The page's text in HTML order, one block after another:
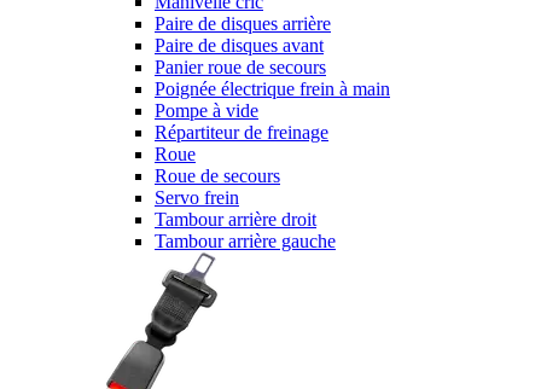
Paire de disques arrière
Paire de disques avant
Panier roue de secours
Poignée électrique frein à main
Pompe à vide
Répartiteur de freinage
Roue
Roue de secours
Servo frein
Tambour arrière droit
Tambour arrière gauche